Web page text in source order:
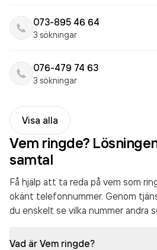
073-895 46 64
3 sökningar
076-479 74 63
3 sökningar
Visa alla
Vem ringde?
samtal
Få hjälp att ta reda på vem som
okänt telefonnummer. Genom
du enskelt se vilka nummer andra
Vad är Vem ringde?